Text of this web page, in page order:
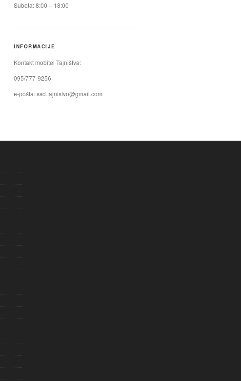
Subota: 8:00 – 18:00
INFORMACIJE
Kontakt mobitel Tajništva:
095/777-9256
e-pošta:ssd.tajnistvo@gmail.com